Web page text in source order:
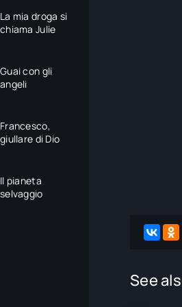
La mia droga si
chiama Julie
Guai con gli
angeli
Francesco,
giullare di Dio
Il pianeta
selvaggio
See